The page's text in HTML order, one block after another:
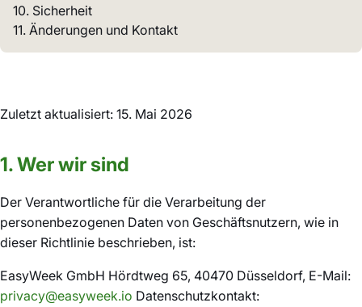
10. Sicherheit
11. Änderungen und Kontakt
Zuletzt aktualisiert: 15. Mai 2026
1. Wer wir sind
Der Verantwortliche für die Verarbeitung der
personenbezogenen Daten von Geschäftsnutzern, wie in
dieser Richtlinie beschrieben, ist:
EasyWeek GmbH Hördtweg 65, 40470 Düsseldorf, E-Mail:
privacy@easyweek.io Datenschutzkontakt: